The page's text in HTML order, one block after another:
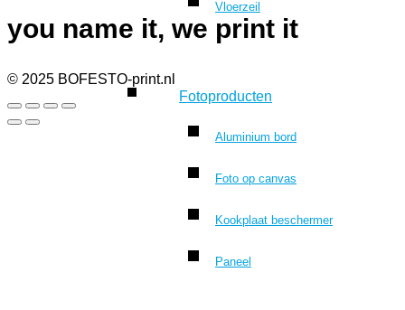
Vloerzeil
Fotoproducten
Aluminium bord
Foto op canvas
Kookplaat beschermer
Paneel
you name it, we print it
© 2025 BOFESTO-print.nl